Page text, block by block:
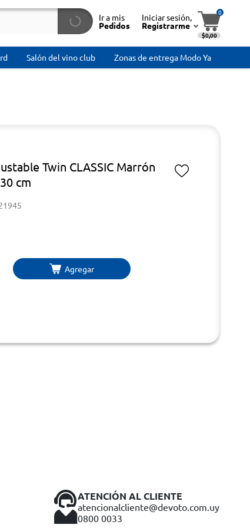
Ir a mis
Pedidos
Iniciar sesión,
Registrarme
0
$0,00
Salón del vino club Zonas de entrega Modo Ya
Twin CLASSIC Marrón
cm
Agregar
ATENCIÓN AL CLIENTE
atencionalcliente@devoto.com.uy
0800 0033